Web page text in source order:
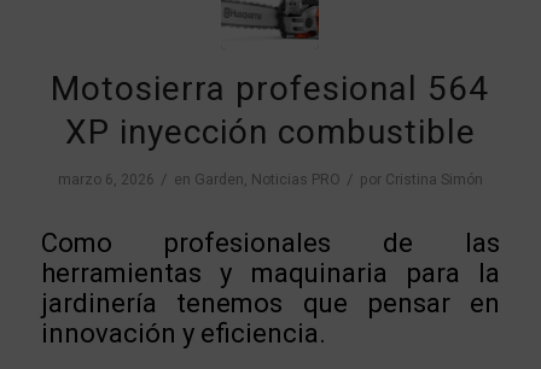
Motosierra profesional 564
XP inyección combustible
marzo 6, 2026 / en Garden, Noticias PRO / por Cristina Simón
Como profesionales de las
herramientas y maquinaria para la
jardinería tenemos que pensar en
innovación y eficiencia.